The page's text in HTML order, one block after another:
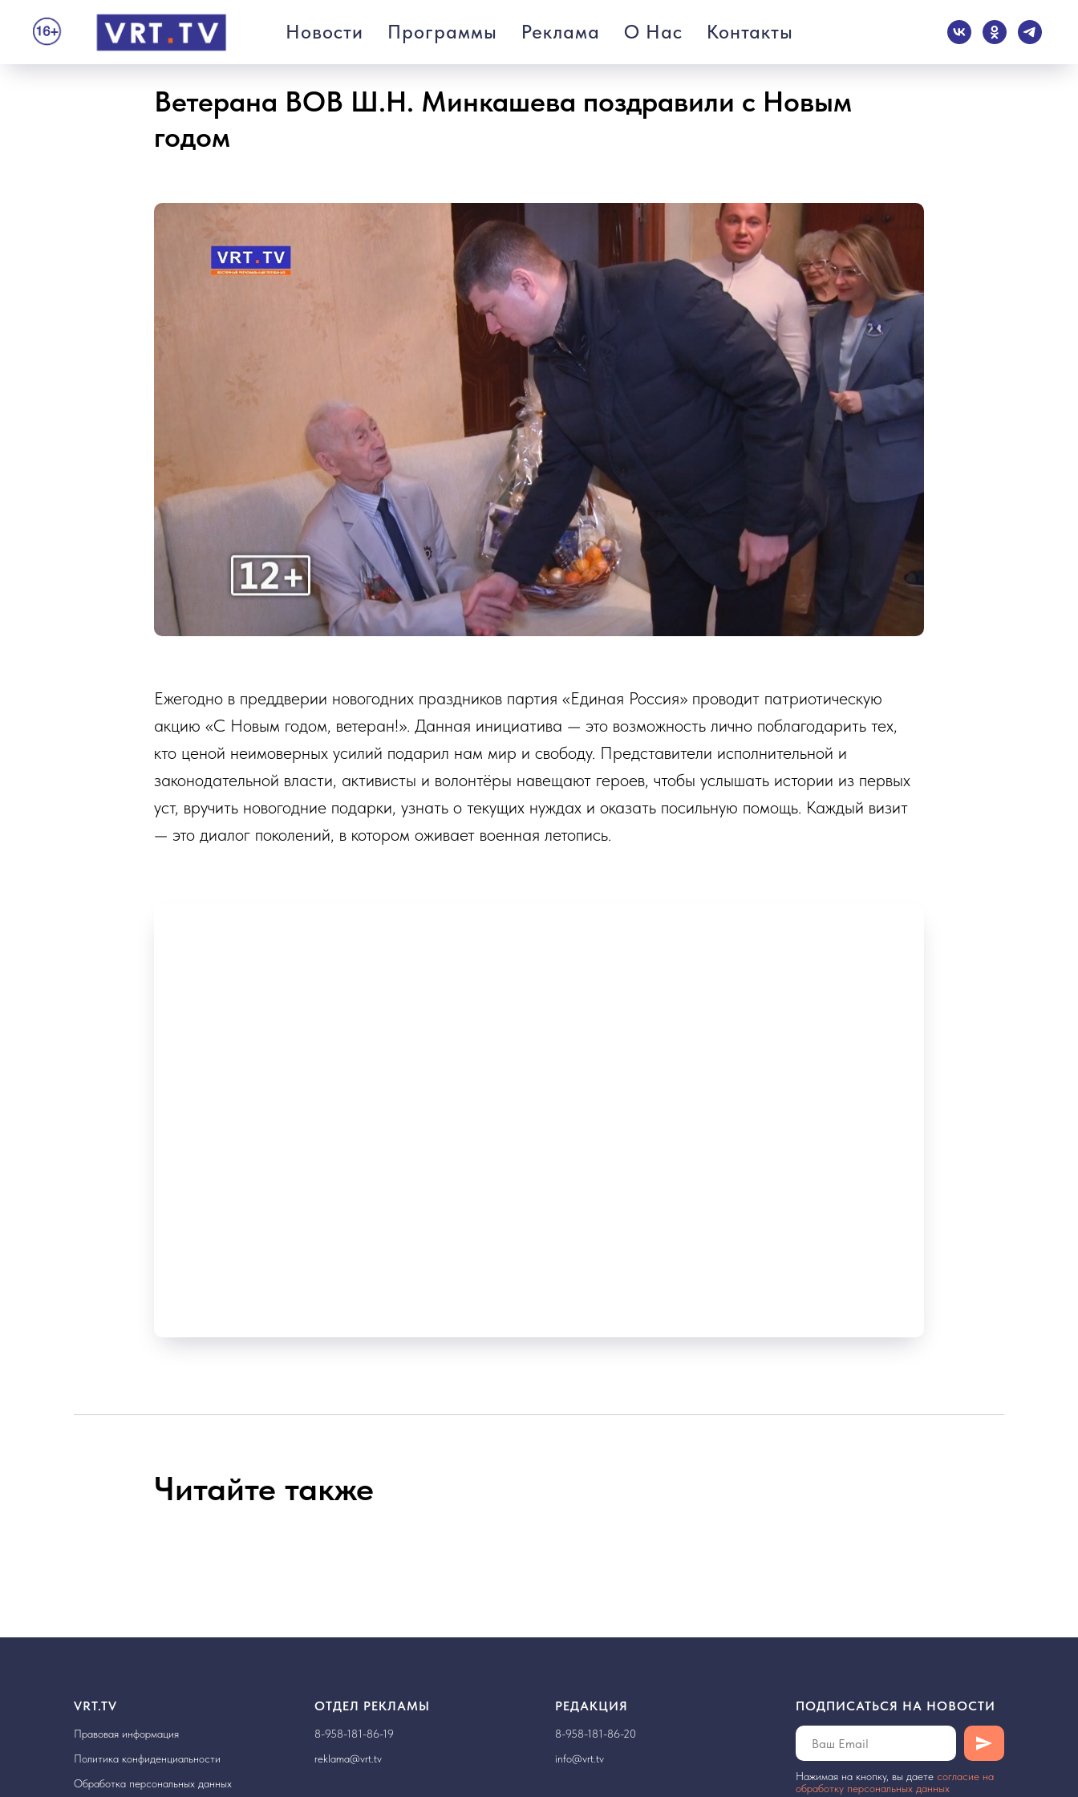
Новости Программы Реклама О Нас Контакты
Ветерана ВОВ Ш.Н. Минкашева поздравили с Новым
годом
Ежегодно в преддверии новогодних праздников партия «Единая Россия» проводит патриотическую
акцию «С Новым годом, ветеран!». Данная инициатива — это возможность лично поблагодарить тех,
кто ценой неимоверных усилий подарил нам мир и свободу. Представители исполнительной и
законодательной власти, активисты и волонтёры навещают героев, чтобы услышать истории из первых
уст, вручить новогодние подарки, узнать о текущих нуждах и оказать посильную помощь. Каждый визит
— это диалог поколений, в котором оживает военная летопись.
Читайте также
VRT.TV
Правовая информация
Политика конфиденциальности
Обработка персональных данных
ОТДЕЛ РЕКЛАМЫ
8-958-181-86-19
reklama@vrt.tv
РЕДАКЦИЯ
8-958-181-86-20
info@vrt.tv
ПОДПИСАТЬСЯ НА НОВОСТИ
Нажимая на кнопку, вы даете cогласие на
обработку персональных данных